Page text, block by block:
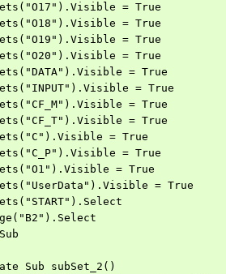
= True
= True
= True
= True
= True
= True
= True
= True
= True
= True
= True
= True
Sub subSet_2()